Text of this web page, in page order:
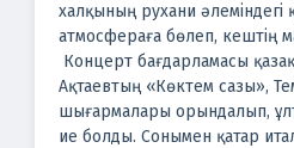
халқының рухани
атмосфераға бөлеп, кештің
Концерт бағдарламасы
Ақтаевтың «Көктем сазы»,
шығармалары орындалып,
ие болды. Сонымен қатар